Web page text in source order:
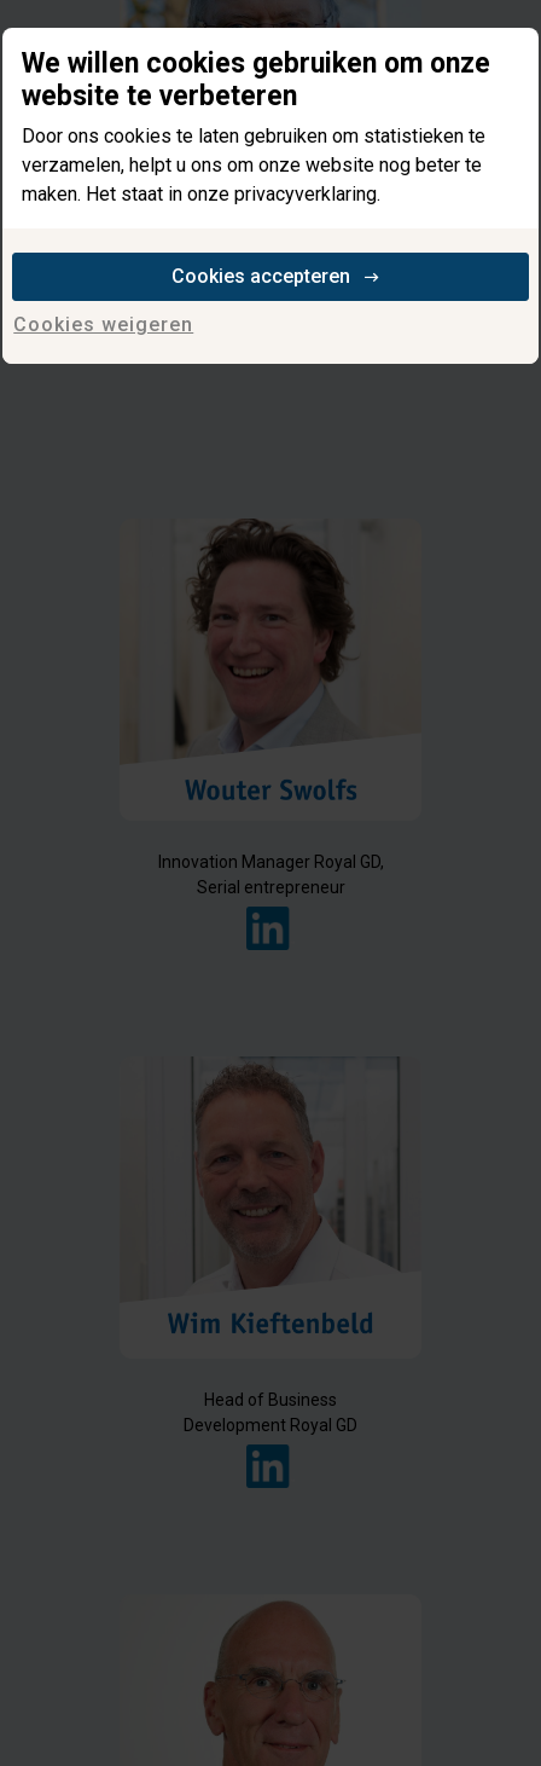
CEO Royal GD,
Innovation Manager Royal GD,
Serial entrepreneur
Head of Business
Development Royal GD
We willen cookies gebruiken om onze
website te verbeteren
Door ons cookies te laten gebruiken om statistieken te
verzamelen, helpt u ons om onze website nog beter te
maken. Het staat in onze privacyverklaring.
Cookies accepteren
Cookies weigeren